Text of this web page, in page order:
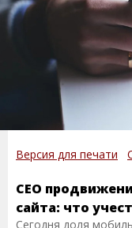
Версия для печати
СЕО
сайта: что
Сегодня доля